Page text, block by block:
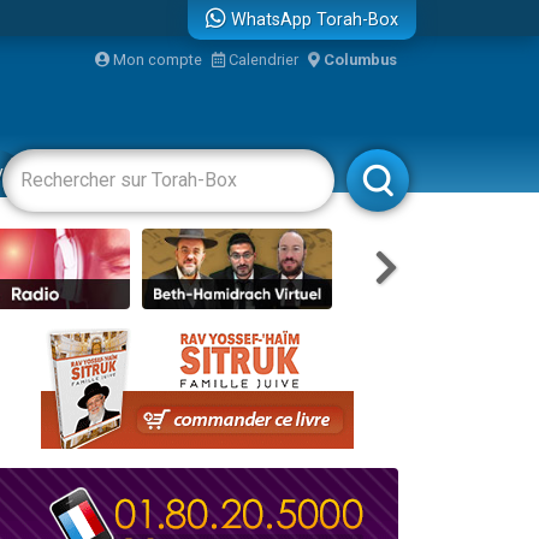
WhatsApp Torah-Box
Mon compte Calendrier Columbus
Livres Rabbanim